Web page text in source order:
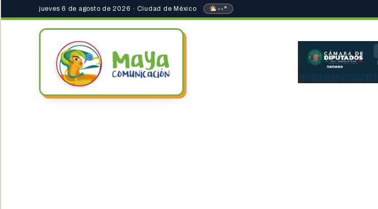
jueves 6 de agosto de 2026 · Ciudad de México --°